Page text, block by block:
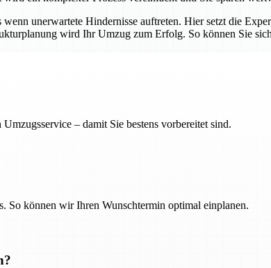
unerwartete Hindernisse auftreten. Hier setzt die
wird Ihr Umzug zum Erfolg. So können Sie
– damit Sie bestens vorbereitet sind.
So können wir Ihren Wunschtermin optimal einplanen.